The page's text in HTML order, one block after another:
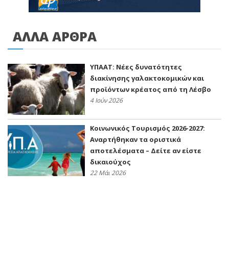
ΑΛΛΑ ΑΡΘΡΑ
ΥΠΑΑΤ: Νέες δυνατότητες
διακίνησης γαλακτοκομικών και
προϊόντων κρέατος από τη Λέσβο
4 Ιούν 2026
Κοινωνικός Τουρισμός 2026-2027:
Αναρτήθηκαν τα οριστικά
αποτελέσματα – Δείτε αν είστε
δικαιούχος
22 Μάι 2026